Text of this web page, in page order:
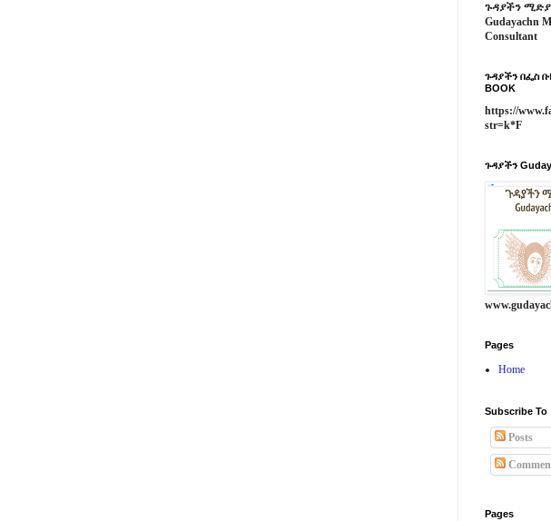
ጉዳያችን
Gudayachn
Consultant
ጉዳያችን በፌስ ቡክ
BOOK
https://
str=k*F
ጉዳያችን
Pages
Home
Subscribe To
Posts
Pages